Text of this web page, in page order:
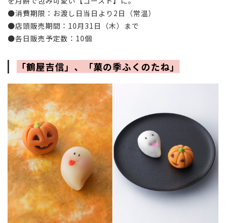
●消費期限：お渡し日当日より2日（常温）
●店頭販売期間：10月31日（木）まで
●各日販売予定数：10個
「鶴屋吉信」、「菓の季ふくのたね」